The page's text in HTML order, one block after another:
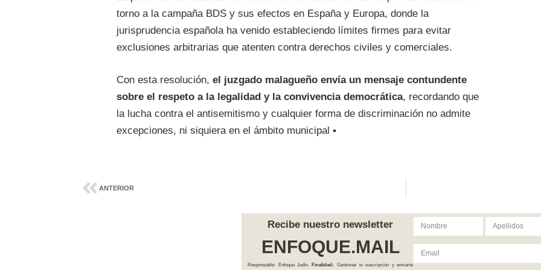
torno a la campaña BDS y sus efectos en España y Europa, donde la
jurisprudencia española ha venido estableciendo límites firmes para evitar
exclusiones arbitrarias que atenten contra derechos civiles y comerciales.
Con esta resolución,el juzgado malagueño envía un mensaje contundente
sobre el respeto a la legalidad y la convivencia democrática, recordando que
la lucha contra el antisemitismo y cualquier forma de discriminación no admite
excepciones, ni siquiera en el ámbito municipal ▪
ANTERIOR
Recibe nuestro newsletter
ENFOQUE.MAIL
Responsable: Enfoque Judío. Finalidad:
Gestionar tu suscripción y enviarte